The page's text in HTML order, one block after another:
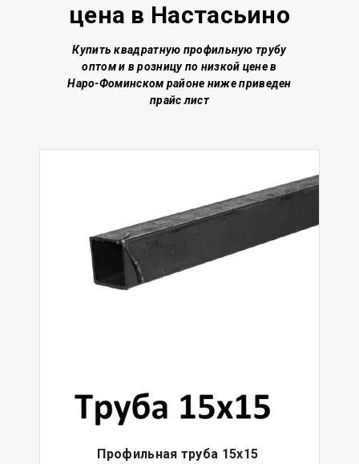
цена в Настасьино
Купить квадратную профильную трубу
оптом и в розницу по низкой ценев
Наро-Фоминском районе ниже приведен
прайс лист
Профильная труба 15х15